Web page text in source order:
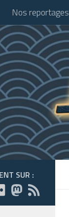
Nos reportages
SUR :